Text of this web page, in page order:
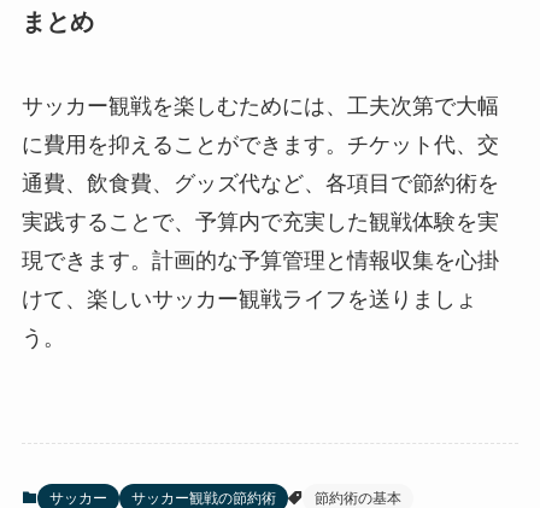
まとめ
サッカー観戦を楽しむためには、工夫次第で大幅
に費用を抑えることができます。チケット代、交
通費、飲食費、グッズ代など、各項目で節約術を
実践することで、予算内で充実した観戦体験を実
現できます。計画的な予算管理と情報収集を心掛
けて、楽しいサッカー観戦ライフを送りましょ
う。
サッカー サッカー観戦の節約術 節約術の基本